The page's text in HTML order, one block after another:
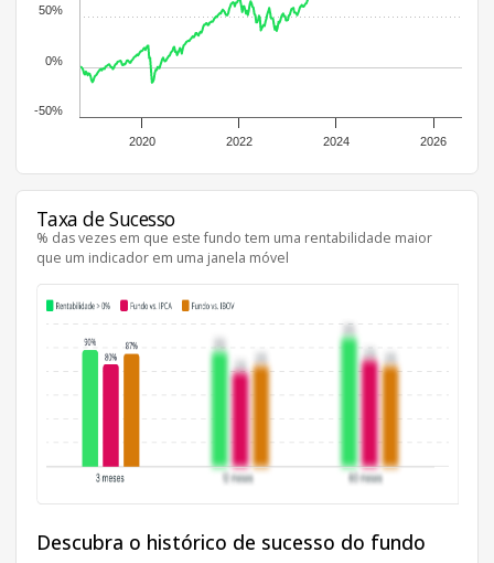
2020 2022 2024 2026
-50%
0%
50%
Taxa de Sucesso
% das vezes em que este fundo tem uma rentabilidade maior
que um indicador em uma janela móvel
Descubra o histórico de sucesso do fundo